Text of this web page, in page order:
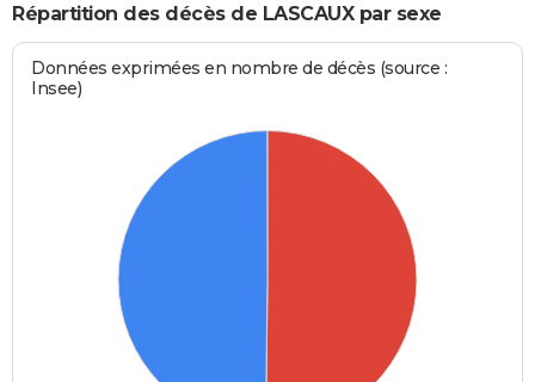
Répartition des décès de LASCAUX par sexe
Données exprimées en nombre de décès (source :
Insee)